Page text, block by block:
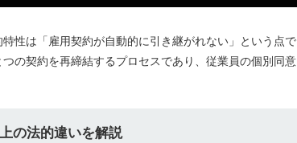
性は「雇用契約が自動的に引き継がれない」という点で
の契約を再締結するプロセスであり、従業員の個別同意
の法的違いを解説